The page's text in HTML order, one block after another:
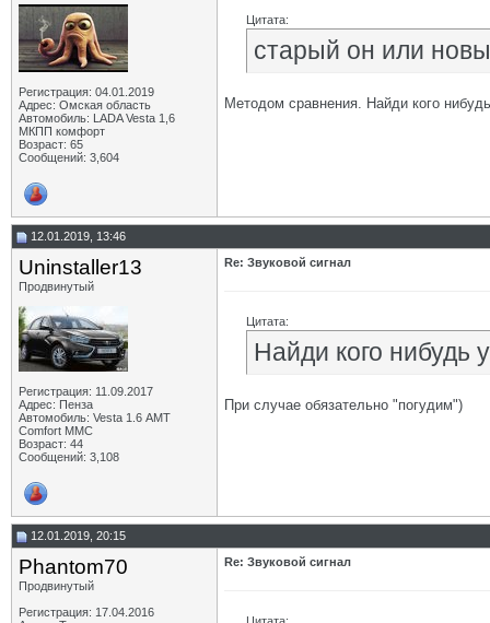
Регистрация: 04.01.2019
Адрес: Омская область
Автомобиль: LADA Vesta 1,6
МКПП комфорт
Возраст: 65
Сообщений: 3,604
Цитата:
старый он или
Методом сравнения. Найди кого
12.01.2019, 13:46
Uninstaller13
Продвинутый
Регистрация: 11.09.2017
Адрес: Пенза
Автомобиль: Vesta 1.6 АМТ
Comfort MMC
Возраст: 44
Сообщений: 3,108
Re: Звуковой сигнал
Цитата:
Найди кого нибудь
При случае обязательно "погудим")
12.01.2019, 20:15
Phantom70
Продвинутый
Регистрация: 17.04.2016
Re: Звуковой сигнал